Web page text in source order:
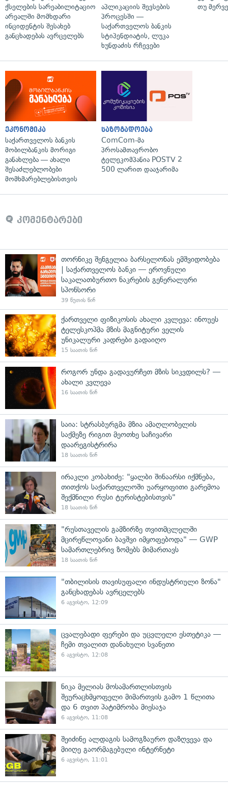
ქსელების სარეაბილიტაციო
არეალში მომხდარი
ინციდენტის შესახებ
განცხადებას ავრცელებს
აპლიკაციის შევსების
პროცესში —
საქართველოს ბანკის
სტიპენდიატის, ლუკა
ხუნდაძის რჩევები
თუ
ეკონომიკა
საქართველოს ბანკის
მობილბანკის მორიგი
განახლება — ახალი
შესაძლებლობები
მომხმარებლებისთვის
საზოგადოება
ComCom-მა
პროსამთავრობო
ტელეკომპანია POSTV 2
500 ლარით დააჯარიმა
კომენტარები
თორნიკე შენგელია ბარსელონას ემშვიდობება
| საქართველოს ბანკი — ეროვნული
საკალათბურთო ნაკრების გენერალური
სპონსორი
39 წუთის წინ
ქართველი ფიზიკოსის ახალი კვლევა: ინოუეს
ტელესკოპმა მზის მაგნიტური ველის
უნიკალური კადრები გადაიღო
15 საათის წინ
როგორ უნდა გადავურჩეთ მზის სიკვდილს? —
ახალი კვლევა
16 საათის წინ
საია: სტრასბურგმა მზია ამაღლობელის
საქმეზე რიგით მეოთხე საჩივარი
დაარეგისტრირა
18 საათის წინ
ირაკლი კობახიძე: "ყალბი შინაარსი იქმნება,
თითქოს საქართველოში უარყოფითი გარემოა
შექმნილი რუსი ტურისტებისთვის"
18 საათის წინ
"რუსთაველის გამზირზე თვითმცლელში
მცირეწლოვანი ბავშვი იმყოფებოდა" — GWP
სამართლებრივ ზომებს მიმართავს
18 საათის წინ
"თბილისის თავისუფალი ინდუსტრიული ზონა"
განცხადებას ავრცელებს
6 აგვისტო, 12:09
ცვალებადი ფერები და უცვლელი ესთეტიკა —
ჩემი თვალით დანახული სვანეთი
6 აგვისტო, 12:08
ნიკა მელიას მოსამართლისთვის
შეურაცხმყოფელი მიმართვის გამო 1 წლითა
და 6 თვით პატიმრობა მიესაჯა
6 აგვისტო, 11:08
შეიძინე ალდაგის სამოგზაურო დაზღვევა და
მიიღე გაორმაგებული ინტერნეტი
6 აგვისტო, 11:01